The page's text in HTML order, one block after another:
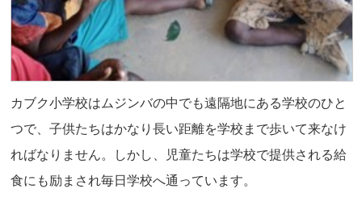
カブク小学校はムジンバの中でも遠隔地にある学校のひと
つで、子供たちはかなり長い距離を学校まで歩いて来なけ
ればなりません。しかし、児童たちは学校で提供される給
食にも励まされ毎日学校へ通っています。